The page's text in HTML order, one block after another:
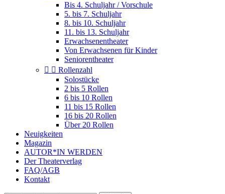
Bis 4. Schuljahr / Vorschule
5. bis 7. Schuljahr
8. bis 10. Schuljahr
11. bis 13. Schuljahr
Erwachsenentheater
Von Erwachsenen für Kinder
Seniorentheater
  Rollenzahl
Solostücke
2 bis 5 Rollen
6 bis 10 Rollen
11 bis 15 Rollen
16 bis 20 Rollen
Über 20 Rollen
Neuigkeiten
Magazin
AUTOR*IN WERDEN
Der Theaterverlag
FAQ/AGB
Kontakt